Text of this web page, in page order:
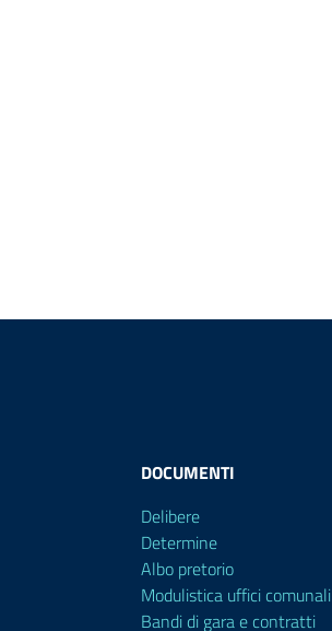
DOCUMENTI
Delibere
Determine
Albo pretorio
Modulistica uffici comunali
Bandi di gara e contratti